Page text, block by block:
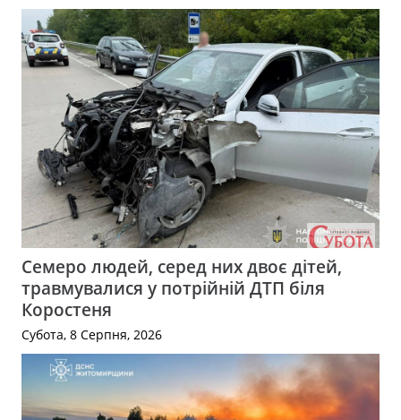
Семеро людей, серед них двоє дітей,
травмувалися у потрійній ДТП біля
Коростеня
Субота, 8 Серпня, 2026